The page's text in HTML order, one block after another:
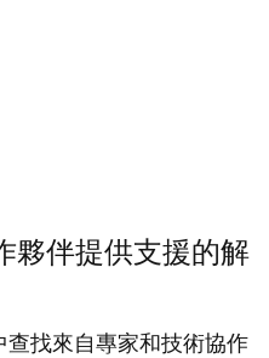
夥伴提供支援的解
找來自專家和技術協作